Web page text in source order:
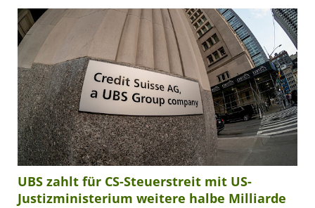
UBS zahlt für CS-Steuerstreit mit US-
Justizministerium weitere halbe Milliarde